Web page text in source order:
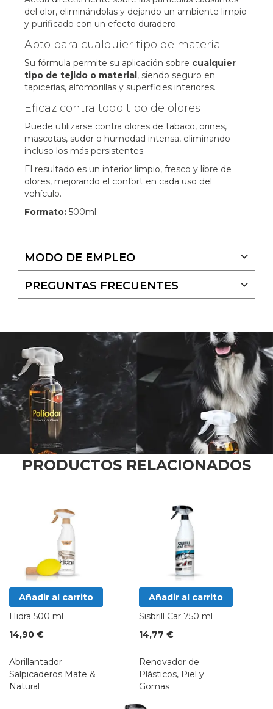
del olor, eliminándolas y dejando un ambiente limpio
y purificado con un efecto duradero.
Apto para cualquier tipo de material
Su fórmula permite su aplicación sobre cualquier
tipo de tejido o material, siendo seguro en
tapicerías, alfombrillas y superficies interiores.
Eficaz contra todo tipo de olores
Puede utilizarse contra olores de tabaco, orines,
mascotas, sudor o humedad intensa, eliminando
incluso los más persistentes.
El resultado es un interior limpio, fresco y libre de
olores, mejorando el confort en cada uso del
vehículo.
Formato: 500ml
MODO DE EMPLEO
PREGUNTAS FRECUENTES
PRODUCTOS RELACIONADOS
Añadir al carrito
Hidra 500 ml
14,90 €
Abrillantador
Salpicaderos Mate &
Natural
Añadir al carrito
Sisbrill Car 750 ml
14,77 €
Renovador de
Plásticos, Piel y
Gomas